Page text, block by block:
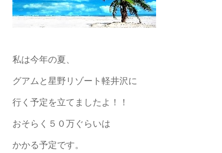
私は今年の夏、
グアムと星野リゾート軽井沢に
行く予定を立てましたよ！！
おそらく５０万ぐらいは
かかる予定です。